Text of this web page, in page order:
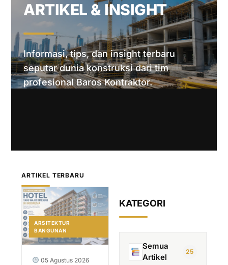
ARTIKEL & INSIGHT
Informasi, tips, dan insight terbaru
seputar dunia konstruksi dari tim
profesional Baros Kontraktor.
ARTIKEL TERBARU
ARSITEKTUR
BANGUNAN
05 Agustus 2026
KATEGORI
Semua
Artikel
25